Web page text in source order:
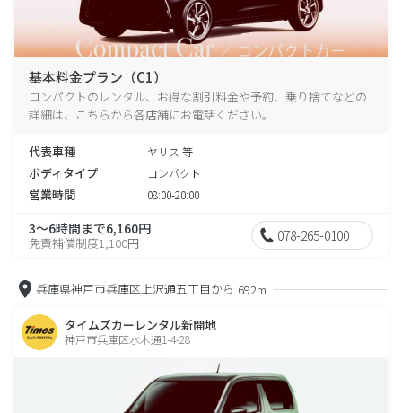
基本料金プラン（C1）
コンパクトのレンタル、お得な割引料金や予約、乗り捨てなどの
詳細は、こちらから各店舗にお電話ください。
代表車種 ヤリス 等
ボディタイプ コンパクト
営業時間 08:00-20:00
3～6時間まで6,160円
免責補償制度1,100円 078-265-0100
兵庫県神戸市兵庫区上沢通五丁目から 692m
タイムズカーレンタル新開地
神戸市兵庫区水木通1-4-28